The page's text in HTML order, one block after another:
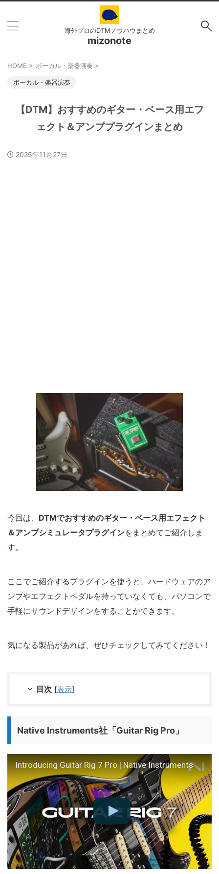
海外プロのDTMノウハウまとめ
mizonote
HOME > ボーカル・楽器演奏 >
ボーカル・楽器演奏
【DTM】おすすめのギター・ベース用エフ
ェクト＆アンププラグインまとめ
2025年11月27日
今回は、 DTMでおすすめのギター・ベース用エフェクト
＆アンプシミュレータプラグインをまとめてご紹介しま
す。
ここでご紹介するプラグインを使うと、ハードウェアのア
ンプやエフェクトペダルを持っていなくても、パソコンで
手軽にサウンドデザインをすることができます。
気になる製品があれば、ぜひチェックしてみてください！
目次 [表示]
Native Instruments社「Guitar Rig Pro」
Introducing Guitar Rig 7 Pro | Native Instruments